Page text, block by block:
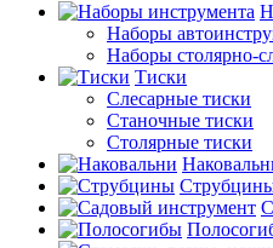
Наборы
Наборы столярно-
Тиски
Слесарные тиски
Станочные тиски
Столярные тиски